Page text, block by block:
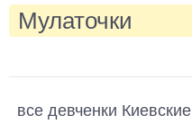
Мулаточки
все девченки Киевские